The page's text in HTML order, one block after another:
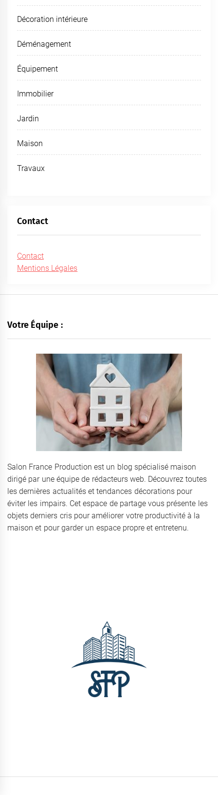
Décoration intérieure
Déménagement
Équipement
Immobilier
Jardin
Maison
Travaux
Contact
Contact
Mentions Légales
Votre Équipe :
Salon France Production est un blog spécialisé maison
dirigé par une équipe de rédacteurs web. Découvrez toutes
les dernières actualités et tendances décorations pour
éviter les impairs. Cet espace de partage vous présente les
objets derniers cris pour améliorer votre productivité à la
maison et pour garder un espace propre et entretenu.